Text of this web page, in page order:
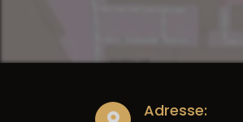
Adresse: